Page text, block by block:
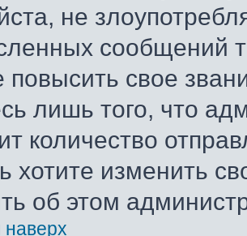
не
сообщений
повысить свое
лишь того, что
количество
хотите изменить
об этом
наверх